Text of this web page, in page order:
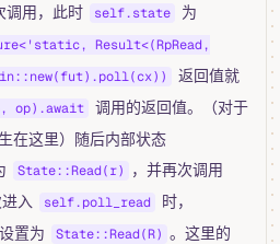
调用，此时 self.state 为
Result<(RpRead,
返回值就
op).await
调用的返回值。（对于
在这里）随后内部状态
State::Read(r) ，并再次调用
入 self.poll_read 时，
置为 State::Read(R) 。这里的